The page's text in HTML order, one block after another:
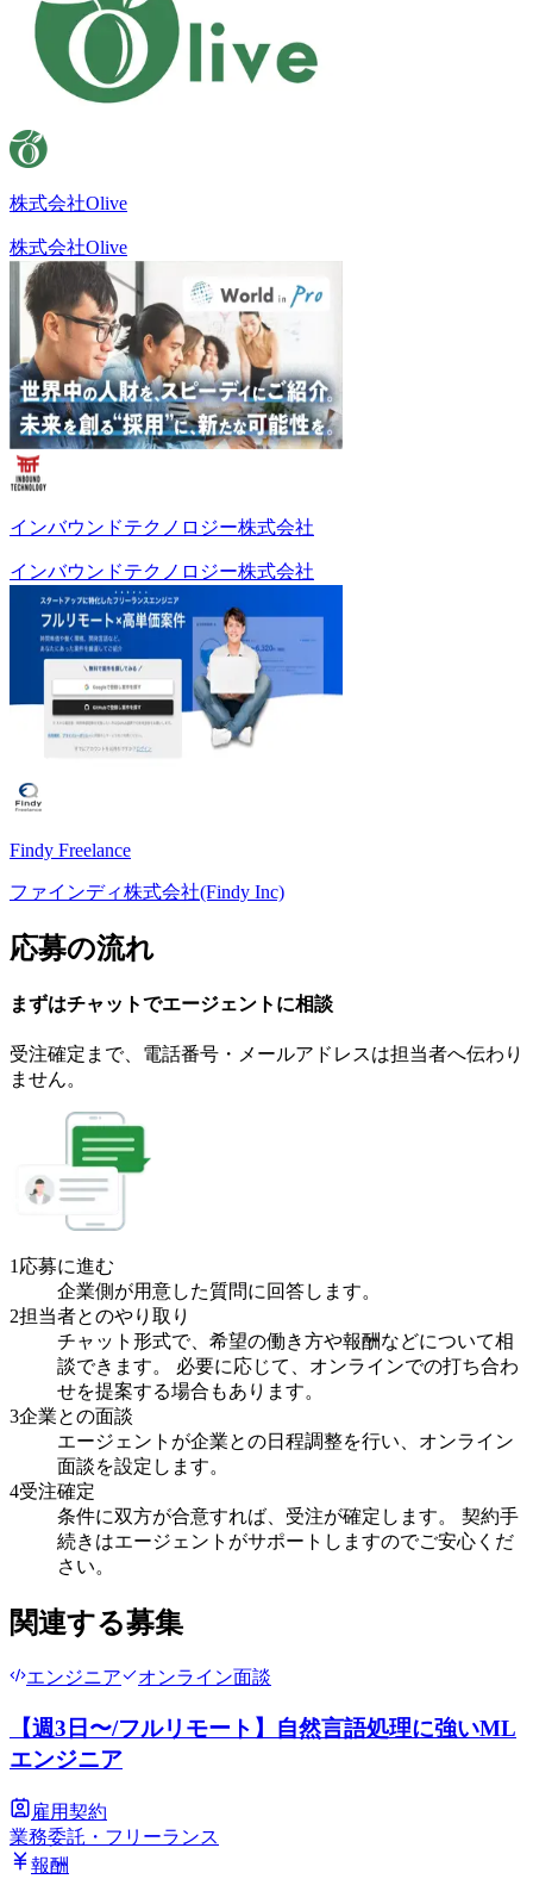
株式会社Olive
株式会社Olive
インバウンドテクノロジー株式会社
インバウンドテクノロジー株式会社
Findy Freelance
ファインディ株式会社(Findy Inc)
応募の流れ
まずはチャットでエージェント に相談
受注確定まで、 電話番号・メールアドレスは担当者へ伝わり
ません。
1 応募に進む
企業側が用意した質問に回答します。
2担当者とのやり取り
チャット形式で、希望の働き方や報酬などについて相
談できます。 必要に応じて、オンラインでの打ち合わ
せを提案する場合もあります。
3企業との面談
エージェントが企業との日程調整を行い、オンライン
面談を設定します。
4受注確定
条件に双方が合意すれば、受注が確定します。 契約手
続きはエージェントがサポートしますのでご安心くだ
さい。
関連する募集
エンジニア オンライン面談
【週3日〜/フルリモート】自然言語処理に強いML
エンジニア
雇用契約
業務委託・フリーランス
報酬